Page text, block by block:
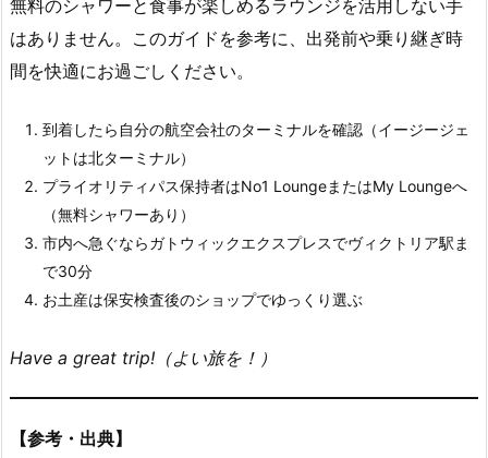
無料のシャワーと食事が楽しめるラウンジを活用しない手
はありません。このガイドを参考に、出発前や乗り継ぎ時
間を快適にお過ごしください。
到着したら自分の航空会社のターミナルを確認（イージージェ
ットは北ターミナル）
プライオリティパス保持者はNo1 LoungeまたはMy Loungeへ
（無料シャワーあり）
市内へ急ぐならガトウィックエクスプレスでヴィクトリア駅ま
で30分
お土産は保安検査後のショップでゆっくり選ぶ
Have a great trip!（よい旅を！）
【参考・出典】